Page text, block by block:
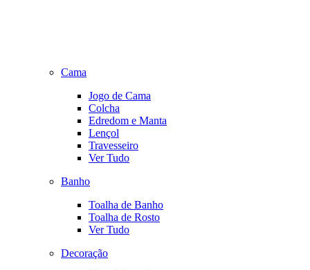
Cama
Jogo de Cama
Colcha
Edredom e Manta
Lençol
Travesseiro
Ver Tudo
Banho
Toalha de Banho
Toalha de Rosto
Ver Tudo
Decoração